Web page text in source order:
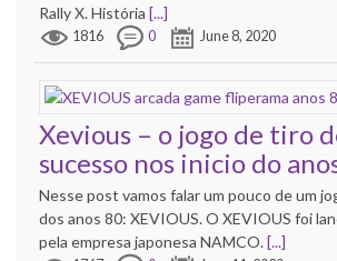
Rally X. História [...]
1816 0 June 8, 2020
Xevious – o jogo de tiro
sucesso nos inicio do
Nesse post vamos falar um pouco de um
dos anos 80: XEVIOUS. O XEVIOUS foi
pela empresa japonesa NAMCO.[...]